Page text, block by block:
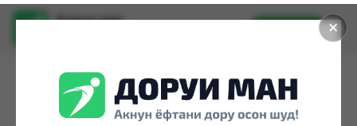
✕
Доруи ман
Установить